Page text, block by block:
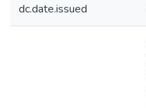
dc.date.issued